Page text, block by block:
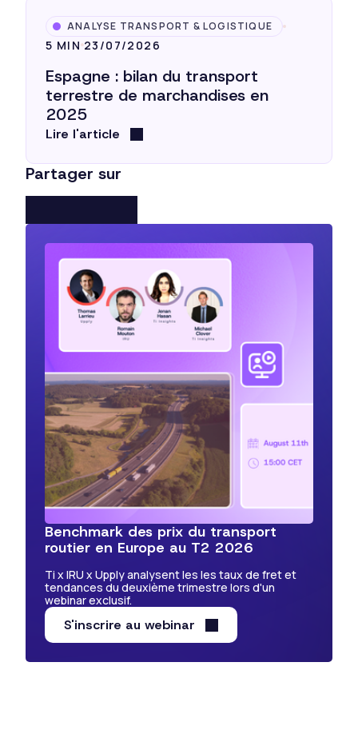
ANALYSE TRANSPORT & LOGISTIQUE
5 MIN 23/07/2026
Espagne : bilan du transport
terrestre de marchandises en
2025
Lire l'article
Partager sur
Benchmark des prix du transport
routier en Europe au T2 2026
Ti x IRU x Upply analysent les les taux de fret et
tendances du deuxième trimestre lors d'un
webinar exclusif.
S'inscrire au webinar